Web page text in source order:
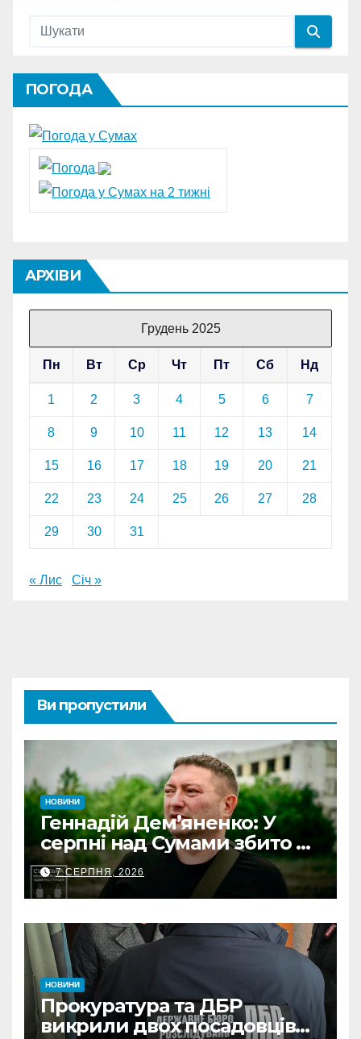
ПОГОДА
АРХІВИ
Грудень 2025
Пн Вт Ср Чт Пт Сб Нд
1 2 3 4 5 6 7
8 9 10 11 12 13 14
15 16 17 18 19 20 21
22 23 24 25 26 27 28
29 30 31
« Лис Січ »
Ви пропустили
НОВИНИ
Геннадій Дем’яненко: У
серпні над Сумами збито 6
КАБів
7 СЕРПНЯ, 2026
НОВИНИ
Прокуратура та ДБР
викрили двох посадовців